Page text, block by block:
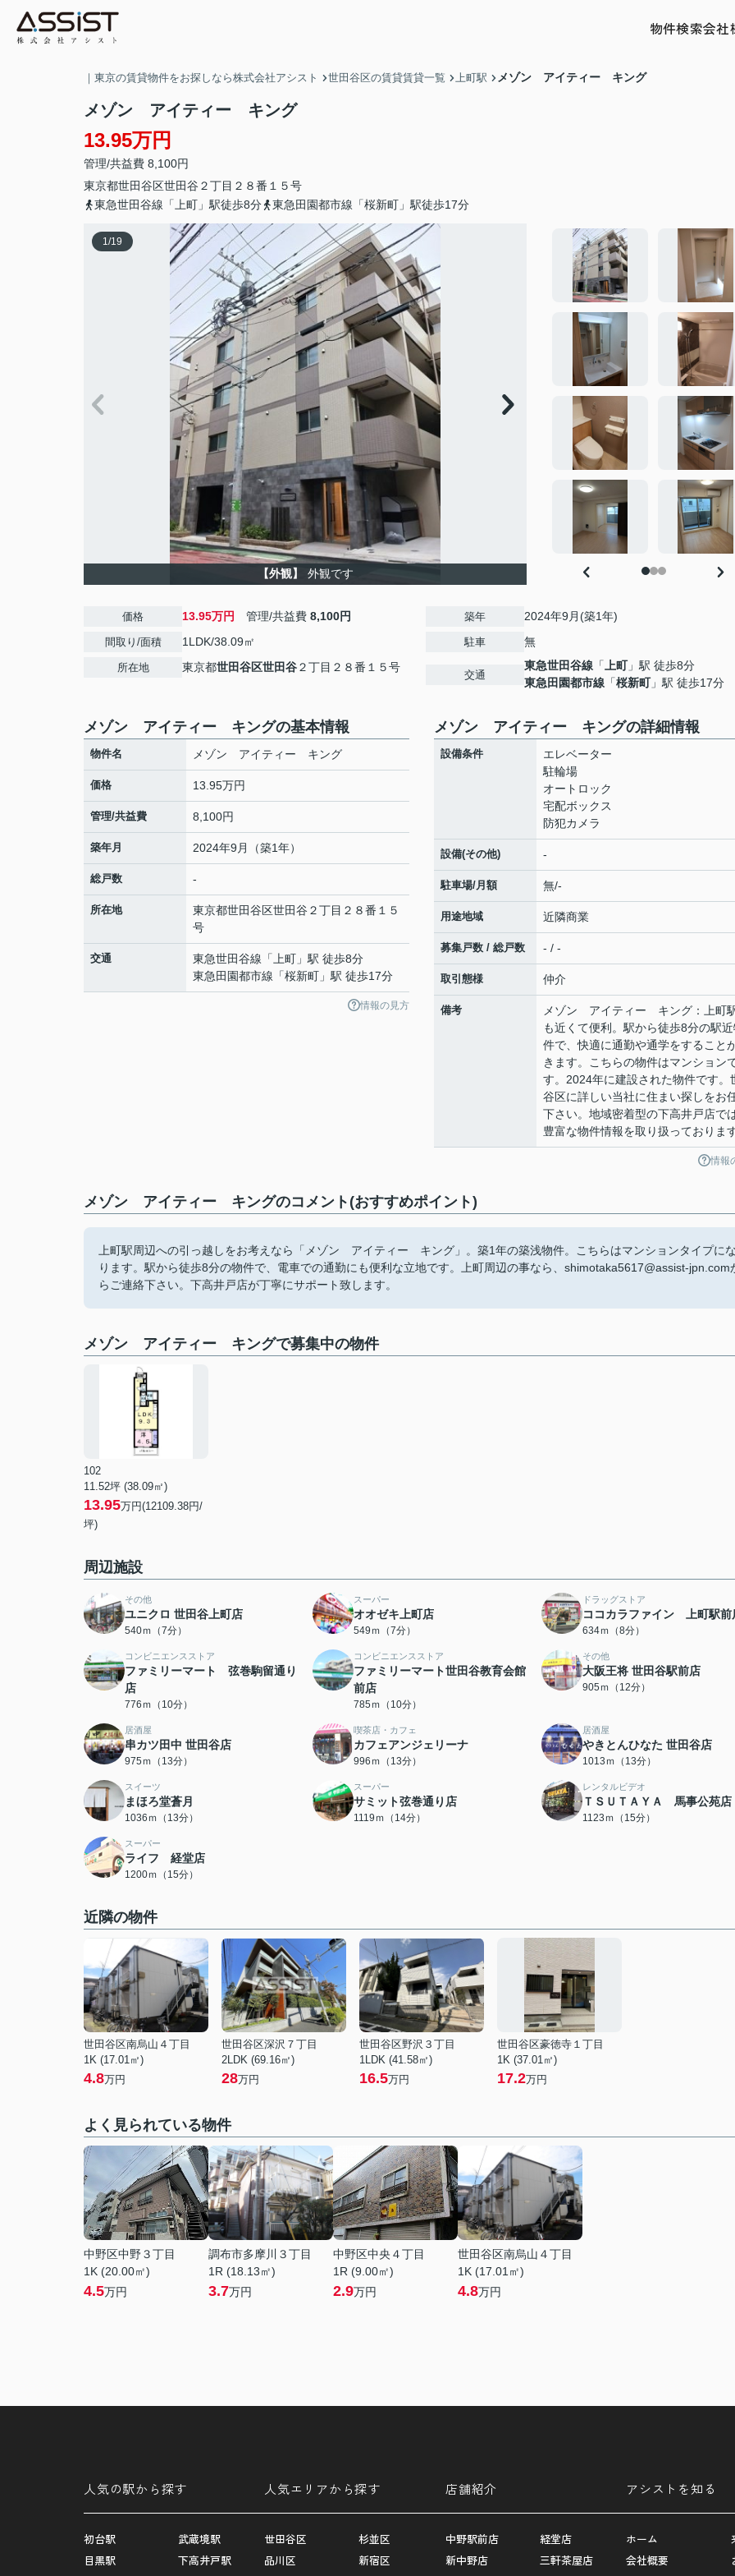
物件検索会社
｜東京の賃貸物件をお探しなら株式会社アシスト 世田谷区の賃貸賃貸一覧 上町駅 メゾン アイティー キング
メゾン アイティー キング
13.95万円
管理/共益費 8,100円
東京都世田谷区世田谷 ２丁目２８番１５号
東急世田谷線「上町」駅徒歩8分
東急田園都市線「桜新町」駅徒歩17分
1/19
【外観】 外観です
価格 13.95万円 管理/共益費 8,100円
間取り/面積 1LDK/38.09㎡
所在地 東京都世田谷区世田谷２丁目２８番１５号
築年 2024年9月(築1年)
駐車 無
交通
東急世田谷線 「上町」駅 徒歩8分
東急田園都市線 「桜新町」駅 徒歩17分
メゾン アイティー キングの基本情報
物件名 メゾン アイティー キング
価格 13.95万円
管理/共益費 8,100円
築年月 2024年9月（築1年）
総戸数 -
所在地 東京都世田谷区世田谷 ２丁目２８番１５
号
交通 東急世田谷線 「上町 」駅 徒歩8分
東急田園都市線 「桜新町 」駅 徒歩17分
情報の見方
メゾン アイティー キングの詳細情報
設備条件
エレベーター
駐輪場
オートロック
宅配ボックス
防犯カメラ
設備(その他) -
駐車場/月額 無/-
用途地域 近隣商業
募集戸数 / 総戸数 - / -
取引態様 仲介
備考
メゾン アイティー キング：上町
も近くて便利。駅から徒歩8分の駅
件で、快適に通勤や通学をすること
きます。こちらの物件はマンション
す。2024年に建設された物件です。
谷区に詳しい当社に住まい探しをお
下さい。地域密着型の下高井戸店で
豊富な物件情報を取り扱っておりま
情報
メゾン アイティー キングのコメント(おすすめポイント)
上町駅周辺への引っ越しをお考えなら「メゾン アイティー キング」。築1年の築浅物件。こちらはマンションタイプに
ります。駅から徒歩8分の物件で、電車での通勤にも便利な立地です。上町周辺の事なら、shimotaka5617@assist-jpn.com
らご連絡下さい。下高井戸店が丁寧にサポート致します。
メゾン アイティー キングで募集中の物件
102
11.52坪 (38.09㎡)
13.95万円(12109.38円/
坪)
周辺施設
その他
ユニクロ 世田谷上町店
540ｍ（7分）
スーパー
オオゼキ上町店
549ｍ（7分）
ドラッグストア
ココカラファイン 上町駅前
634ｍ（8分）
コンビニエンスストア
ファミリーマート 弦巻駒留通り
店
776ｍ（10分）
コンビニエンスストア
ファミリーマート世田谷教育会館
前店
785ｍ（10分）
その他
大阪王将 世田谷駅前店
905ｍ（12分）
居酒屋
串カツ田中 世田谷店
975ｍ（13分）
喫茶店・カフェ
カフェアンジェリーナ
996ｍ（13分）
居酒屋
やきとんひなた 世田谷店
1013ｍ（13分）
スイーツ
まほろ堂蒼月
1036ｍ（13分）
スーパー
サミット弦巻通り店
1119ｍ（14分）
レンタルビデオ
ＴＳＵＴＡＹＡ 馬事公苑店
1123ｍ（15分）
スーパー
ライフ 経堂店
1200ｍ（15分）
近隣の物件
世田谷区南烏山４丁目
1K (17.01㎡)
4.8万円
世田谷区深沢７丁目
2LDK (69.16㎡)
28万円
世田谷区野沢３丁目
1LDK (41.58㎡)
16.5万円
世田谷区豪徳寺１丁目
1K (37.01㎡)
17.2万円
よく見られている物件
中野区中野３丁目
1K (20.00㎡)
4.5万円
調布市多摩川３丁目
1R (18.13㎡)
3.7万円
中野区中央４丁目
1R (9.00㎡)
2.9万円
世田谷区南烏山４丁目
1K (17.01㎡)
4.8万円
人気の駅から探す
初台駅
目黒駅
武蔵境駅
下高井戸駅
人気エリアから探す
世田谷区
品川区
杉並区
新宿区
店舗紹介
中野駅前店
新中野店
経堂店
三軒茶屋店
アシストを知る
ホーム
会社概要